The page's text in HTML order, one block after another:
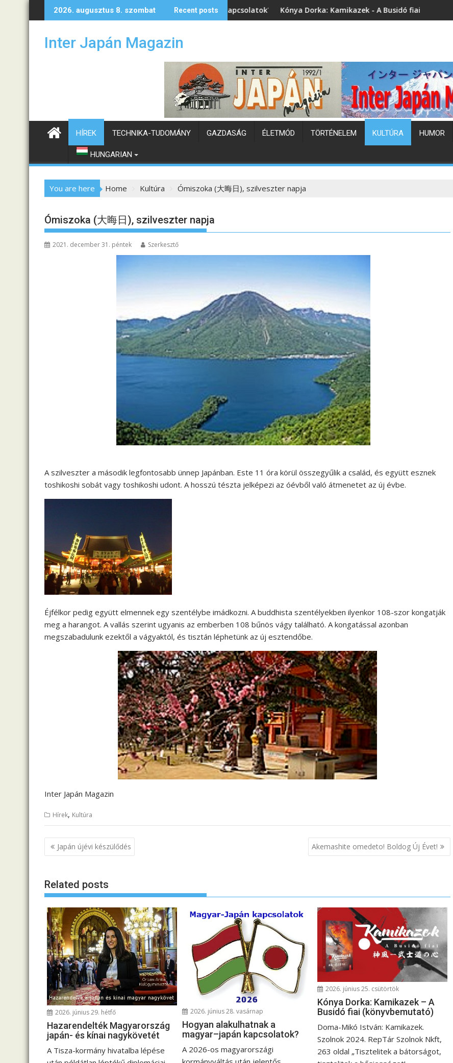
k
2026. augusztus 8. szombat Recent posts
Hogyan alakulhatnak a magyar–japán kapcsolatok? Kónya Dorka: Kamikazek - A Busidó fiai (könyvbemutató)Japán hőhullám
Inter Japán Magazin
HÍREK TECHNIKA-TUDOMÁNY GAZDASÁG ÉLETMÓD TÖRTÉNELEM KULTÚRA HUMOR
HUNGARIAN
You are here Home Kultúra Ómiszoka (大晦日), szilveszter napja
Ómiszoka (大晦日), szilveszter napja
2021. december 31. péntek Szerkesztő
A szilveszter a második legfontosabb ünnep Japánban. Este 11 óra körül összegyűlik a család, és együtt esznek
toshikoshi sobát vagy toshikoshi udont. A hosszú tészta jelképezi az óévből való átmenetet az új évbe.
Éjfélkor pedig együtt elmennek egy szentélybe imádkozni. A buddhista szentélyekben ilyenkor 108-szor kongatják
meg a harangot. A vallás szerint ugyanis az emberben 108 bűnös vágy található. A kongatással azonban
megszabadulunk ezektől a vágyaktól, és tisztán léphetünk az új esztendőbe.
Inter Japán Magazin
Hírek, Kultúra
B
e
e
g
y
z
é
s
n
a
v
i
g
á
c
i
Japán újévi készülődés Akemashite omedeto! Boldog Új Évet!
Related posts
2026. június 29. hétfő
Hazarendelték Magyarország
japán- és kínai nagykövetét
A Tisza-kormány hivatalba lépése
2026. június 28. vasárnap
Hogyan alakulhatnak a
magyar–japán kapcsolatok?
A 2026-os magyarországi
2026. június 25. csütörtök
Kónya Dorka: Kamikazek – A
Busidó fiai (könyvbemutató)
Doma-Mikó István: Kamikazek.
Szolnok 2024. RepTár Szolnok Nkft,
263 oldal „Tisztelitek a bátorságot,